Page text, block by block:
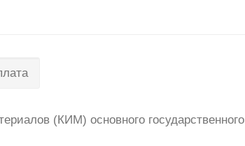
(КИМ) основного государственного